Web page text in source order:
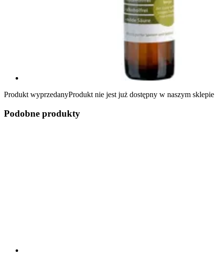
Produkt wyprzedanyProdukt nie jest już dostępny w naszym sklepie
Podobne produkty